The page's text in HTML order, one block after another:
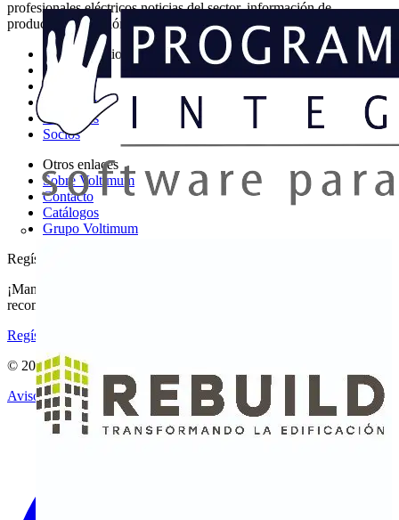
profesionales eléctricos noticias del sector, información de
productos, formación y herramientas para el sector eléctrico.
Mapa del sitio
Inicio
Noticias
Academy
Productos
Socios
Otros enlaces
Sobre Voltimum
Contacto
Catálogos
Grupo Voltimum
Regístrate en Voltimum
¡Mantente al día con las últimas noticias del sector y gana
recompensas por tus compras eléctricas!
Regístrate aquí
© 2002-2026Voltimum
Aviso legal